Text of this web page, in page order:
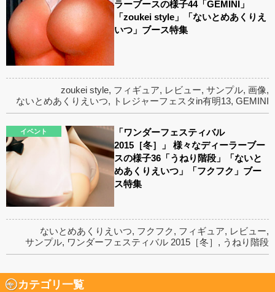
ラーブースの様子44「GEMINI」
「zoukei style」「ないとめあくりえ
いつ」ブース特集
zoukei style, フィギュア, レビュー, サンプル, 画像,
ないとめあくりえいつ, トレジャーフェスタin有明13, GEMINI
イベント
「ワンダーフェスティバル
2015［冬］」 様々なディーラーブー
スの様子36「うねり階段」「ないと
めあくりえいつ」「フクフク」ブー
ス特集
ないとめあくりえいつ, フクフク, フィギュア, レビュー,
サンプル, ワンダーフェスティバル 2015［冬］ , うねり階段
カテゴリ一覧